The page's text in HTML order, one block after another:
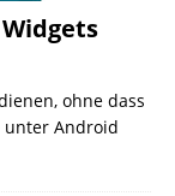
ohne dass
unter Android